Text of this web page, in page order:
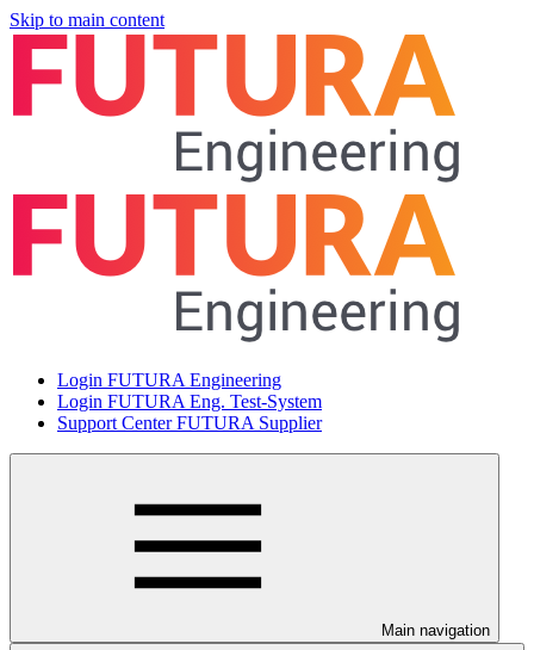
Skip to main content
Login FUTURA Engineering
Login FUTURA Eng. Test-System
Support Center FUTURA Supplier
Main navigation